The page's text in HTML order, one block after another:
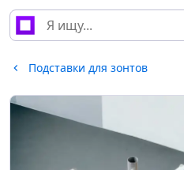
Подставки для зонтов